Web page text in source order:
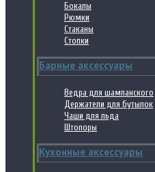
Бокалы
Рюмки
Стаканы
Стопки
Барные аксессуары
Ведра для шампанского
Держатели для бутылок
Чаши для льда
Штопоры
Кухонные аксессуары